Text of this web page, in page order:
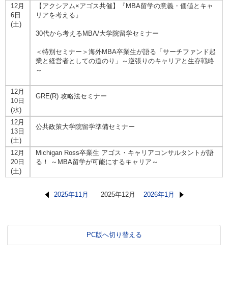
12月
6日
(土)
【アクシアム×アゴス共催】『MBA留学の意義・価値とキャ
リアを考える』
30代から考えるMBA/大学院留学セミナー
＜特別セミナー＞海外MBA卒業生が語る「サーチファンド起
業と経営者としての道のり」～逆張りのキャリアと生存戦略
～
12月
10日
(水)
GRE(R) 攻略法セミナー
12月
13日
(土)
公共政策大学院留学準備セミナー
12月
20日
(土)
Michigan Ross卒業生 アゴス・キャリアコンサルタントが語
る！ ～MBA留学が可能にするキャリア～
2025年11月 2025年12月 2026年1月
PC版へ切り替える